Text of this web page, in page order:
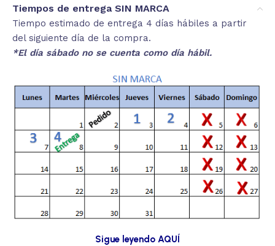
Tiempos de entrega SIN MARCA
Tiempo estimado de entrega 4 días hábiles a partir
del siguiente día de la compra.
*El día sábado no se cuenta como día hábil.
Sigue leyendo AQUÍ